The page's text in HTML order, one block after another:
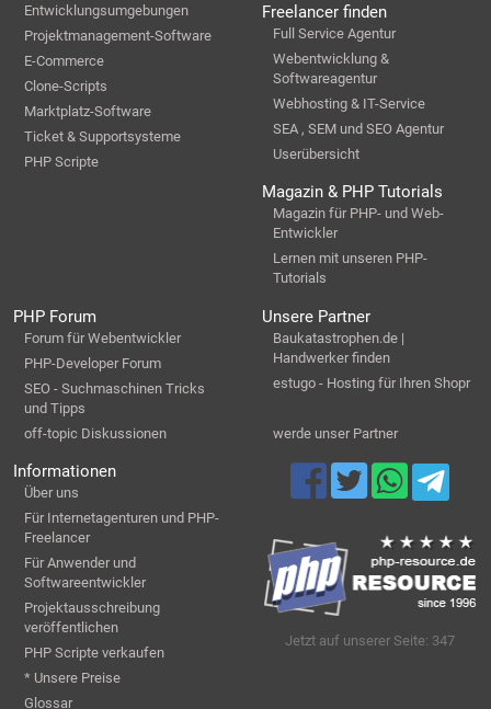
Entwicklungsumgebungen
Projektmanagement-Software
E-Commerce
Clone-Scripts
Marktplatz-Software
Ticket & Supportsysteme
PHP Scripte
Freelancer finden
Full Service Agentur
Webentwicklung &
Softwareagentur
Webhosting & IT-Service
SEA , SEM und SEO Agentur
Userübersicht
Magazin & PHP Tutorials
Magazin für PHP- und Web-
Entwickler
Lernen mit unseren PHP-
Tutorials
PHP Forum
Forum für Webentwickler
PHP-Developer Forum
SEO - Suchmaschinen Tricks
und Tipps
off-topic Diskussionen
Unsere Partner
Baukatastrophen.de |
Handwerker finden
estugo - Hosting für Ihren Shopr
werde unser Partner
Informationen
Über uns
Für Internetagenturen und PHP-
Freelancer
Für Anwender und
Softwareentwickler
Projektausschreibung
veröffentlichen
PHP Scripte verkaufen
* Unsere Preise
Glossar
Jetzt auf unserer Seite: 347